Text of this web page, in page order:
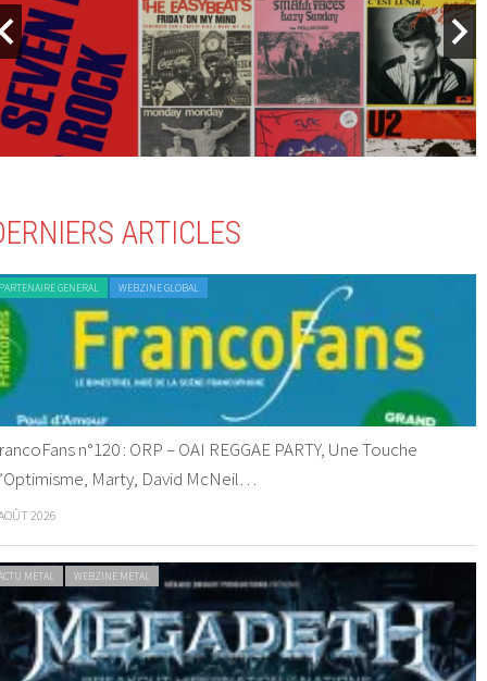
ARTICLES
GENERAL WEBZINE GLOBAL
n°120 : ORP – OAI REGGAE PARTY, Une Touche
Marty, David McNeil…
2026
METAL WEBZINE METAL